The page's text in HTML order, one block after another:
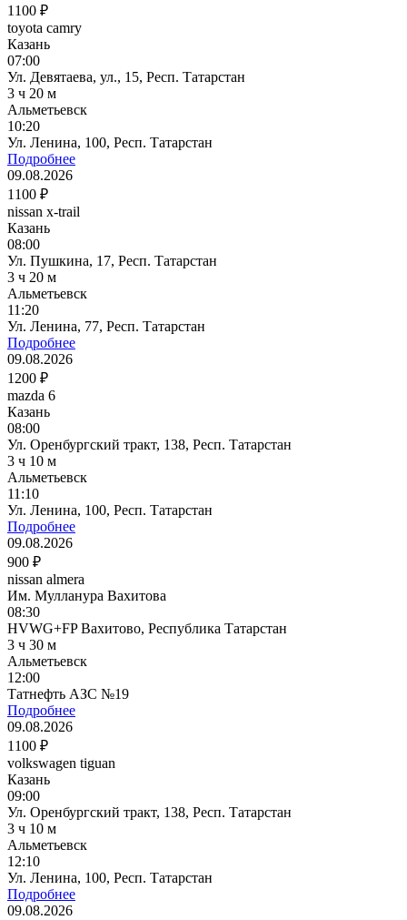
1100 ₽
toyota camry
Казань
07:00
Ул. Девятаева, ул., 15, Респ. Татарстан
3 ч 20 м
Альметьевск
10:20
Ул. Ленина, 100, Респ. Татарстан
Подробнее
09.08.2026
1100 ₽
nissan x-trail
Казань
08:00
Ул. Пушкина, 17, Респ. Татарстан
3 ч 20 м
Альметьевск
11:20
Ул. Ленина, 77, Респ. Татарстан
Подробнее
09.08.2026
1200 ₽
mazda 6
Казань
08:00
Ул. Оренбургский тракт, 138, Респ. Татарстан
3 ч 10 м
Альметьевск
11:10
Ул. Ленина, 100, Респ. Татарстан
Подробнее
09.08.2026
900 ₽
nissan almera
Им. Мулланура Вахитова
08:30
HVWG+FP Вахитово, Республика Татарстан
3 ч 30 м
Альметьевск
12:00
Татнефть АЗС №19
Подробнее
09.08.2026
1100 ₽
volkswagen tiguan
Казань
09:00
Ул. Оренбургский тракт, 138, Респ. Татарстан
3 ч 10 м
Альметьевск
12:10
Ул. Ленина, 100, Респ. Татарстан
Подробнее
09.08.2026